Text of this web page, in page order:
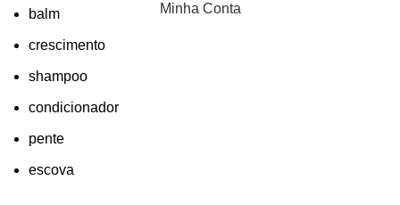
balm
crescimento
shampoo
condicionador
pente
escova
Minha Conta